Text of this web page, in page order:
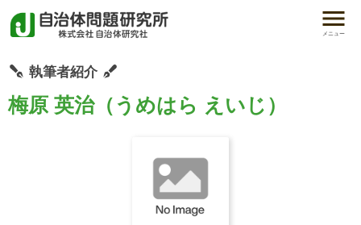
メニュー
執筆者紹介
梅原 英治（うめはら えいじ）